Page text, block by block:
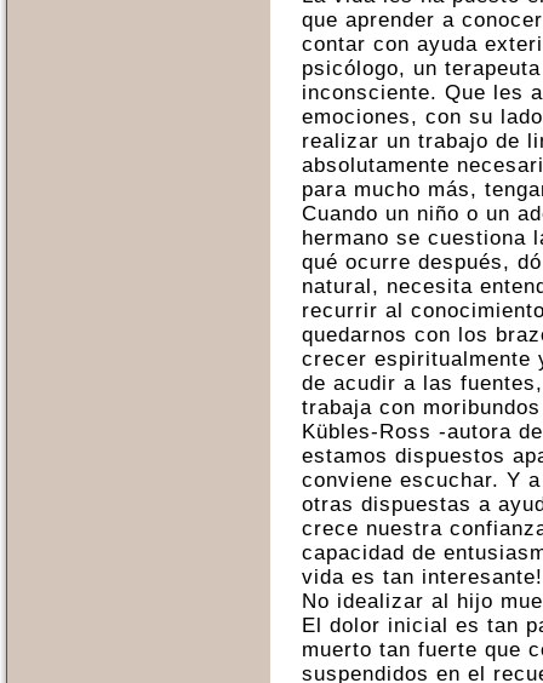
que aprender a
contar con ayuda
psicólogo, un
inconsciente. Que les
emociones, con su
realizar un trabajo de
absolutamente
para mucho más,
Cuando un niño o un
hermano se cuestiona
qué ocurre después,
natural, necesita
recurrir al
quedarnos con los
crecer espiritualmente
de acudir a las
trabaja con
Kübles-Ross -autora
estamos dispuestos
conviene escuchar. Y
otras dispuestas a
crece nuestra
capacidad de
vida es tan interesante!
No idealizar al hijo
El dolor inicial es tan
muerto tan fuerte que
suspendidos en el